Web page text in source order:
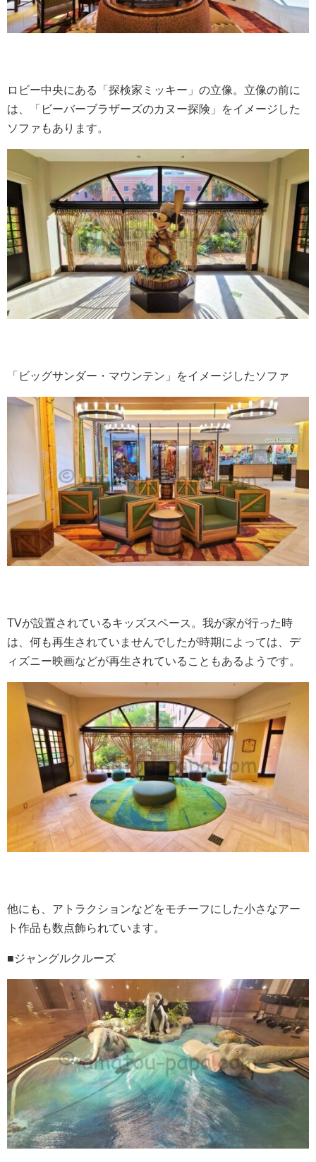
ロビー中央にある「探検家ミッキー」の立像。立像の前に
は、「ビーバーブラザーズのカヌー探険」をイメージした
ソファもあります。
「ビッグサンダー・マウンテン」をイメージしたソファ
TVが設置されているキッズスペース。我が家が行った時
は、何も再生されていませんでしたが時期によっては、デ
ィズニー映画などが再生されていることもあるようです。
他にも、アトラクションなどをモチーフにした小さなアー
ト作品も数点飾られています。
■ジャングルクルーズ